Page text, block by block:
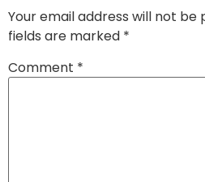
Your email address will not be
fields are marked *
Comment *